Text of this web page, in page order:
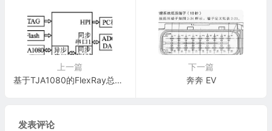
上一篇
基于TJA1080的FlexRay总线接口设计
下一篇
奔奔 EV
发表评论